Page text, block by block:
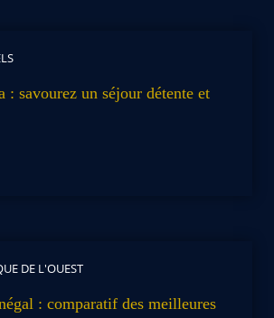
: savourez un séjour détente et
DE L'OUEST
: comparatif des meilleures